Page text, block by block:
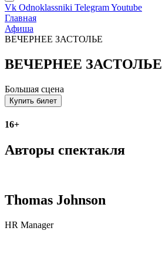
Vk Odnoklassniki TelegramYoutube
Главная
Афиша
ВЕЧЕРНЕЕ ЗАСТОЛЬЕ
ВЕЧЕРНЕЕ ЗАСТОЛЬЕ
Большая сцена
Купить билет
16+
Авторы спектакля
Thomas Johnson
HR Manager